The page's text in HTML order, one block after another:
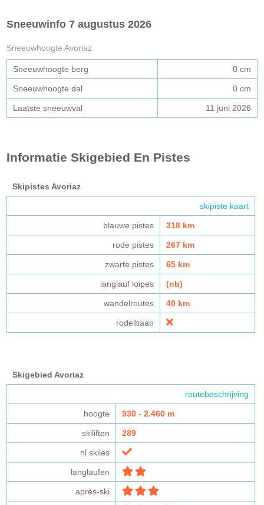
Sneeuwinfo 7 augustus 2026
Sneeuwhoogte Avoriaz
Sneeuwhoogte berg 0 cm
Sneeuwhoogte dal 0 cm
Laatste sneeuwval 11 juni 2026
Informatie Skigebied En Pistes
Skipistes Avoriaz
skipiste kaart
blauwe pistes 318 km
rode pistes 267 km
zwarte pistes 65 km
langlauf loipes (nb)
wandelroutes 40 km
rodelbaan
Skigebied Avoriaz
routebeschrijving
hoogte 930 - 2.460 m
skiliften 289
nl skiles
langlaufen
après-ski